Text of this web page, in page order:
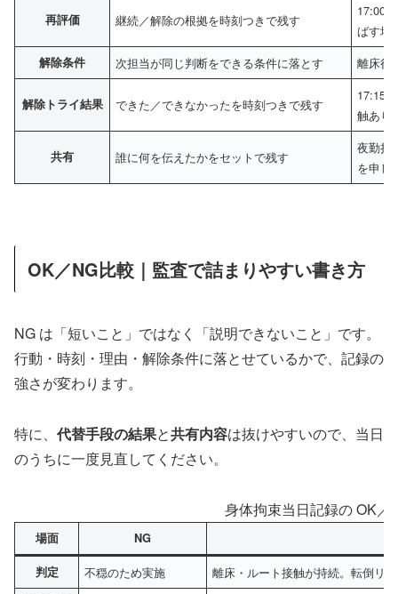
再評価 継続／解除の根拠を時刻つきで残す
17:00
ばす場
解除条件 次担当が同じ判断をできる条件に落とす 離床行
解除トライ結果 できた／できなかったを時刻つきで残す
17:15
触あり
共有 誰に何を伝えたかをセットで残す
夜勤担
を申し
OK／NG比較｜監査で詰まりやすい書き方
NG は「短いこと」ではなく「説明できないこと」です。
行動・時刻・理由・解除条件に落とせているかで、記録の
強さが変わります。
特に、 代替手段の結果と共有内容は抜けやすいので、当日
のうちに一度見直してください。
身体拘束当日記録の OK／
場面 NG
判定 不穏のため実施 離床・ルート接触が持続。転倒リ